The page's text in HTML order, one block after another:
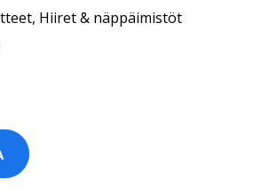
, Hiiret & näppäimistöt